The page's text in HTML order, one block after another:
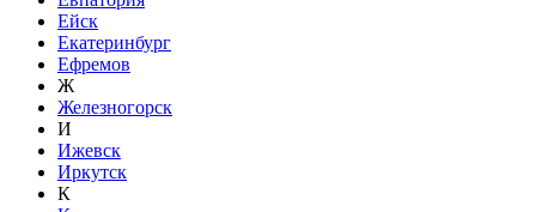
Ейск
Екатеринбург
Ефремов
Ж
Железногорск
И
Ижевск
Иркутск
К